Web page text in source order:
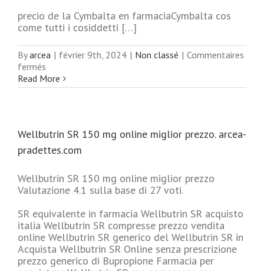
precio de la Cymbalta en farmaciaCymbalta cos
come tutti i cosiddetti […]
Byarcea | février 9th, 2024 | Non classé | Commentaires
fermés
Comprare
pillole
a
buon
Read More
Wellbutrin SR 150 mg online miglior prezzo. arcea-
pradettes.com
Wellbutrin SR 150 mg online miglior prezzo
Valutazione 4.1 sulla base di 27 voti.
SR equivalente in farmacia Wellbutrin SR acquisto
italia Wellbutrin SR compresse prezzo vendita
online Wellbutrin SR generico del Wellbutrin SR in
Acquista Wellbutrin SR Online senza prescrizione
prezzo generico di Bupropione Farmacia per